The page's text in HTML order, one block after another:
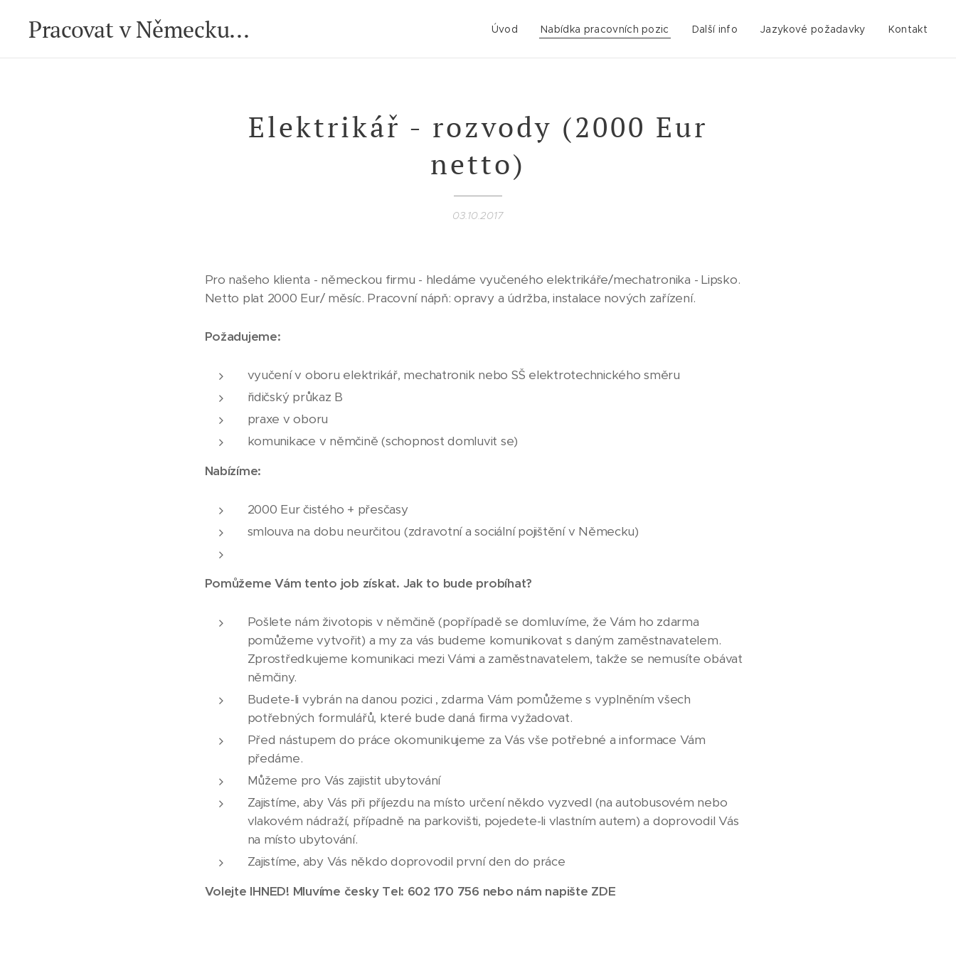
Pracovat v Německu... Úvod Nabídka pracovních pozic Další info Jazykové požadavky Kontakt
Elektrikář - rozvody (2000 Eur
netto)
03.10.2017
Pro našeho klienta - německou firmu - hledáme vyučeného elektrikáře/mechatronika - Lipsko.
Netto plat 2000 Eur/ měsíc. Pracovní nápň: opravy a údržba, instalace nových zařízení.
Požadujeme:
vyučení v oboru elektrikář, mechatronik nebo SŠ elektrotechnického směru
řidičský průkaz B
praxe v oboru
komunikace v němčině (schopnost domluvit se)
Nabízíme:
2000 Eur čistého + přesčasy
smlouva na dobu neurčitou (zdravotní a sociální pojištění v Německu)
Pomůžeme Vám tento job získat. Jak to bude probíhat?
Pošlete nám životopis v němčině (popřípadě se domluvíme, že Vám ho zdarma
pomůžeme vytvořit) a my za vás budeme komunikovat s daným zaměstnavatelem.
Zprostředkujeme komunikaci mezi Vámi a zaměstnavatelem, takže se nemusíte obávat
němčiny.
Budete-li vybrán na danou pozici , zdarma Vám pomůžeme s vyplněním všech
potřebných formulářů, které bude daná firma vyžadovat.
Před nástupem do práce okomunikujeme za Vás vše potřebné a informace Vám
předáme.
Můžeme pro Vás zajistit ubytování
Zajistíme, aby Vás při příjezdu na místo určení někdo vyzvedl (na autobusovém nebo
vlakovém nádraží, případně na parkovišti, pojedete-li vlastním autem) a doprovodil Vás
na místo ubytování.
Zajistíme, aby Vás někdo doprovodil první den do práce
Volejte IHNED! Mluvíme česky Tel: 602 170 756 nebo nám napište ZDE